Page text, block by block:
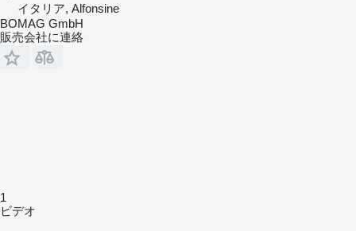
イタリア, Alfonsine
BOMAG GmbH
販売会社に連絡
1
ビデオ